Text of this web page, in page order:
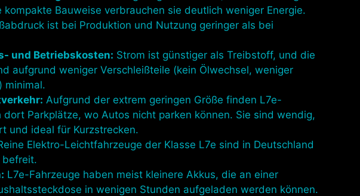
kompakte Bauweise verbrauchen sie deutlich weniger Energie.
ist bei Produktion und Nutzung geringer als bei
und Betriebskosten: Strom ist günstiger als Treibstoff, und die
aufgrund weniger Verschleißteile (kein Ölwechsel, weniger
minimal.
Aufgrund der extrem geringen Größe finden L7e-
dort Parkplätze, wo Autos nicht parken können. Sie sind wendig,
und ideal für Kurzstrecken.
Elektro-Leichtfahrzeuge der Klasse L7e sind in Deutschland
befreit.
L7e-Fahrzeuge haben meist kleinere Akkus, die an einer
in wenigen Stunden aufgeladen werden können.